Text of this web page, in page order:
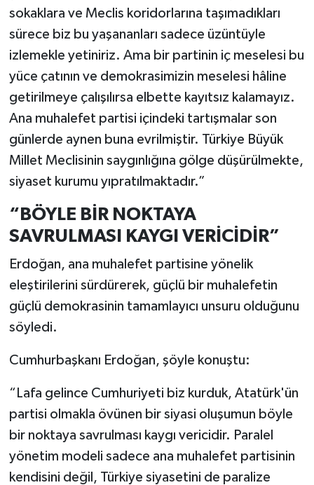
sokaklara ve Meclis koridorlarına taşımadıkları
sürece biz bu yaşananları sadece üzüntüyle
izlemekle yetiniriz. Ama bir partinin iç meselesi bu
yüce çatının ve demokrasimizin meselesi hâline
getirilmeye çalışılırsa elbette kayıtsız kalamayız.
Ana muhalefet partisi içindeki tartışmalar son
günlerde aynen buna evrilmiştir. Türkiye Büyük
Millet Meclisinin saygınlığına gölge düşürülmekte,
siyaset kurumu yıpratılmaktadır.”
“BÖYLE BİR NOKTAYA
SAVRULMASI KAYGI VERİCİDİR”
Erdoğan, ana muhalefet partisine yönelik
eleştirilerini sürdürerek, güçlü bir muhalefetin
güçlü demokrasinin tamamlayıcı unsuru olduğunu
söyledi.
Cumhurbaşkanı Erdoğan, şöyle konuştu:
“Lafa gelince Cumhuriyeti biz kurduk, Atatürk'ün
partisi olmakla övünen bir siyasi oluşumun böyle
bir noktaya savrulması kaygı vericidir. Paralel
yönetim modeli sadece ana muhalefet partisinin
kendisini değil, Türkiye siyasetini de paralize